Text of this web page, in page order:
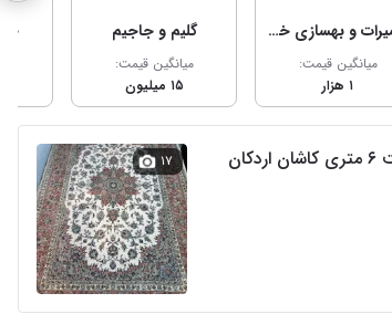
تعمیرات و بهسازی خانه
میانگین قیمت:
۱ هزار
گلیم و جاجیم
میانگین قیمت:
۱۵ میلیون
۱۷